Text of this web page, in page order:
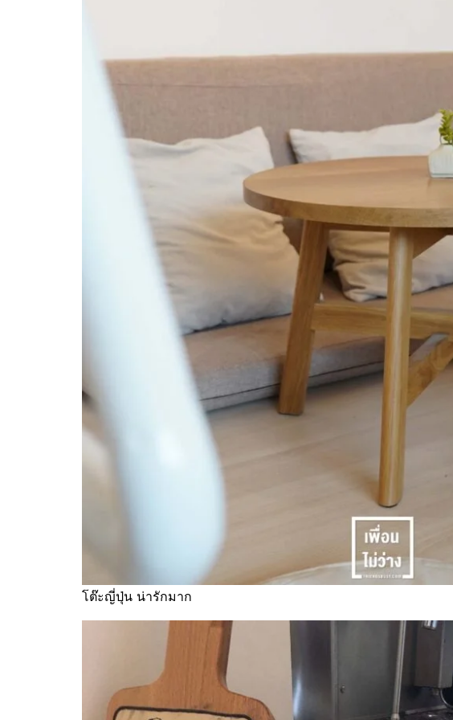
โต๊ะญี่ปุ่น น่ารักมาก